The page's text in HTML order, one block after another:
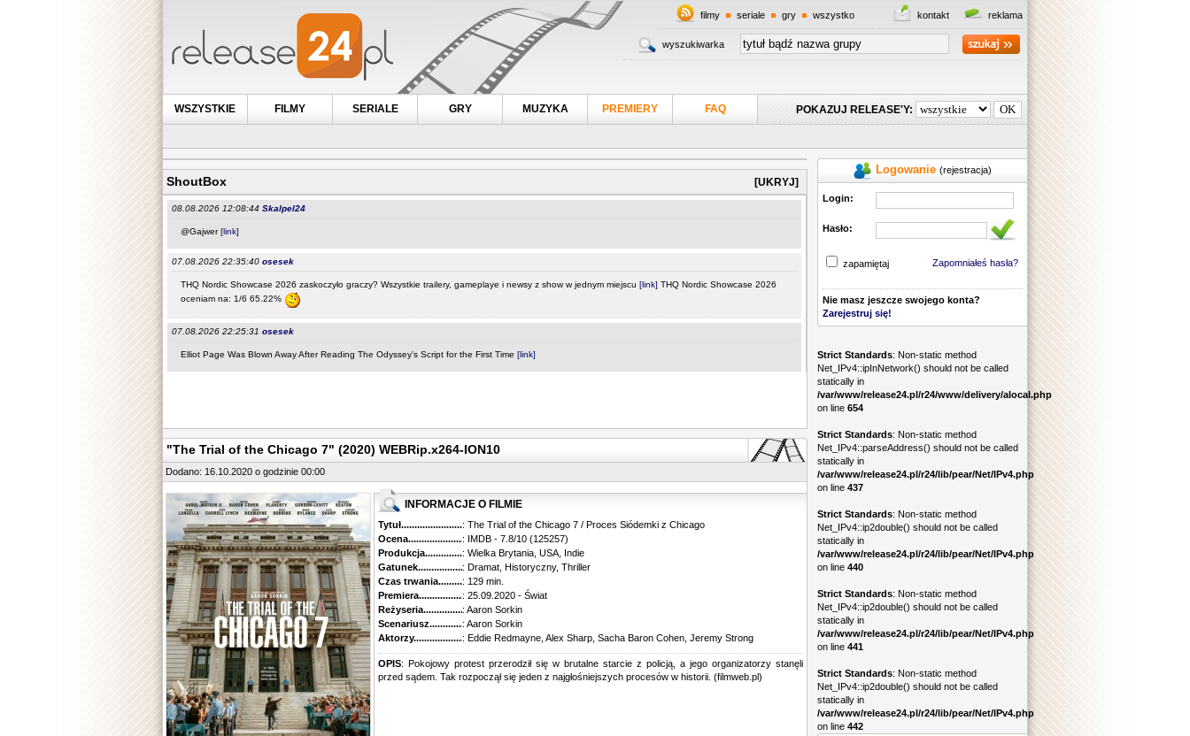
reklama
kontakt
filmy seriale gry wszystko
wyszukiwarka
POKAZUJ RELEASE'Y:
WSZYSTKIE FILMY SERIALE GRY MUZYKA PREMIERY FAQ
Logowanie (rejestracja)
Login:
Hasło:
Zapomniałeś hasła?
zapamiętaj
Nie masz jeszcze swojego konta?
Zarejestruj się!
Strict Standards: Non-static method
Net_IPv4::ipInNetwork() should not be called
statically in
/var/www/release24.pl/r24/www/delivery/alocal.php
on line 654
Strict Standards: Non-static method
Net_IPv4::parseAddress() should not be called
statically in
/var/www/release24.pl/r24/lib/pear/Net/IPv4.php
on line 437
Strict Standards: Non-static method
Net_IPv4::ip2double() should not be called
statically in
/var/www/release24.pl/r24/lib/pear/Net/IPv4.php
on line 440
Strict Standards: Non-static method
Net_IPv4::ip2double() should not be called
statically in
/var/www/release24.pl/r24/lib/pear/Net/IPv4.php
on line 441
Strict Standards: Non-static method
Net_IPv4::ip2double() should not be called
statically in
/var/www/release24.pl/r24/lib/pear/Net/IPv4.php
on line 442
[UKRYJ]
ShoutBox
"The Trial of the Chicago 7" (2020) WEBRip.x264-ION10
Dodano: 16.10.2020 o godzinie 00:00
INFORMACJE O FILMIE
Tytuł............................................: The Trial of the Chicago 7 / Proces Siódemki z Chicago
Ocena.............................................
: IMDB - 7.8/10 (125257)
Produkcja.........................................
: Wielka Brytania, USA, Indie
Gatunek...........................................
: Dramat, Historyczny, Thriller
Czas trwania......................................
: 129 min.
Premiera..........................................
: 25.09.2020 - Świat
Reżyseria........................................
: Aaron Sorkin
Scenariusz........................................
: Aaron Sorkin
Aktorzy...........................................: Eddie Redmayne, Alex Sharp, Sacha Baron Cohen, Jeremy Strong
OPIS: Pokojowy protest przerodził się w brutalne starcie z policją, a jego organizatorzy stanęli
przed sądem. Tak rozpoczął się jeden z najgłośniejszych procesów w historii. (filmweb.pl)